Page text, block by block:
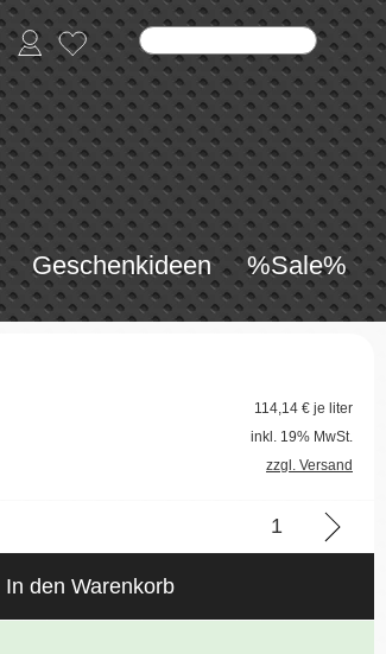
Geschenkideen %Sale%
114,14 € je liter
inkl. 19% MwSt.
zzgl. Versand
In den Warenkorb